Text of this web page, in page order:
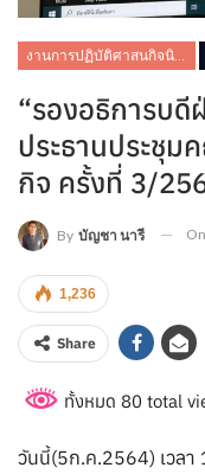
“รองอธิการบดี
ประธานประชุ
กิจ ครั้งที่ 3/
By บัญชา นารี On
1,236
Share
ทั้งหมด 80 total
วันนี้(5ก.ค.2564) เวลา